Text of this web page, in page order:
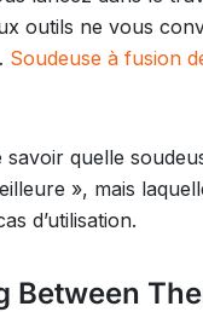
outils ne vous
Soudeuse à fusion
savoir quelle
», mais
d’utilisation.
Between